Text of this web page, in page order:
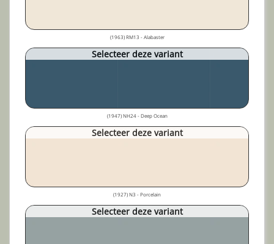
(1963) RM13 - Alabaster
Selecteer deze variant
(1947) NH24 - Deep Ocean
Selecteer deze variant
(1927) N3 - Porcelain
Selecteer deze variant